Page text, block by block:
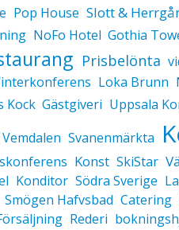
Pop House Slott &
NoFo Hotel Gothia
Prisbelönta
Loka Brunn
Kock Gästgiveri Uppsala
Vemdalen Svanenmärkta
Konst SkiStar
Konditor Södra Sverige
Smögen Hafvsbad Catering
Rederi